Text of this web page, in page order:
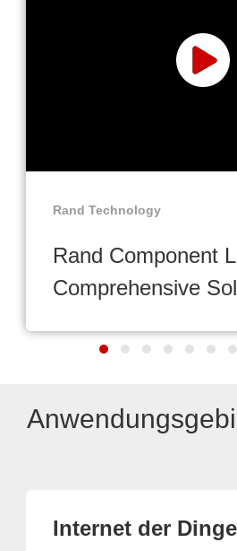
Rand Technology
Rand Component
Comprehensive
Internet der